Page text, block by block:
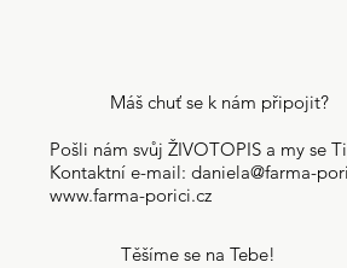
Máš chuť se k nám připojit?
Pošli nám svůj ŽIVOTOPIS a my se
Kontaktní e-mail: daniela@farma-
www.farma-porici.cz
Těšíme se na Tebe!